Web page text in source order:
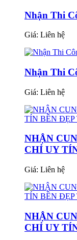
Nhận Thi
Giá: Liên hệ
Nhận Thi
Giá: Liên hệ
NHẬN
CHỈ UY
Giá: Liên hệ
NHẬN
CHỈ UY